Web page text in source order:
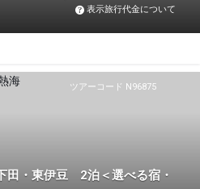
表示旅行代金について
ツアーコード N96875
・東伊豆 2泊＜選べる宿・